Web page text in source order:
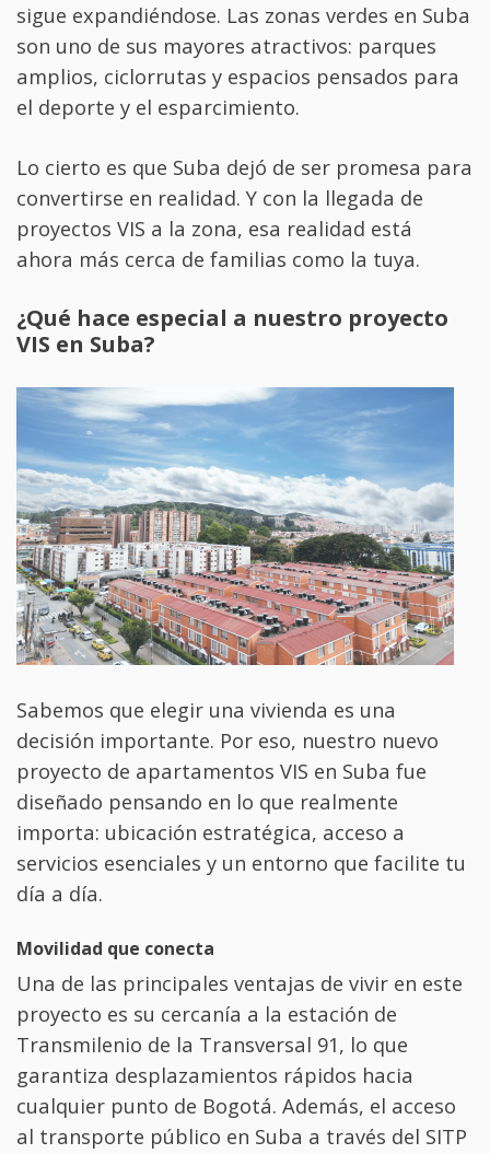
sigue expandiéndose. Las zonas verdes en Suba
son uno de sus mayores atractivos: parques
amplios, ciclorrutas y espacios pensados para
el deporte y el esparcimiento.
Lo cierto es que Suba dejó de ser promesa para
convertirse en realidad. Y con la llegada de
proyectos VIS a la zona, esa realidad está
ahora más cerca de familias como la tuya.
¿Qué hace especial a nuestro proyecto
VIS en Suba?
Sabemos que elegir una vivienda es una
decisión importante. Por eso, nuestro nuevo
proyecto de apartamentos VIS en Suba fue
diseñado pensando en lo que realmente
importa: ubicación estratégica, acceso a
servicios esenciales y un entorno que facilite tu
día a día.
Movilidad que conecta
Una de las principales ventajas de vivir en este
proyecto es su cercanía a la estación de
Transmilenio de la Transversal 91, lo que
garantiza desplazamientos rápidos hacia
cualquier punto de Bogotá. Además, el acceso
al transporte público en Suba a través del SITP